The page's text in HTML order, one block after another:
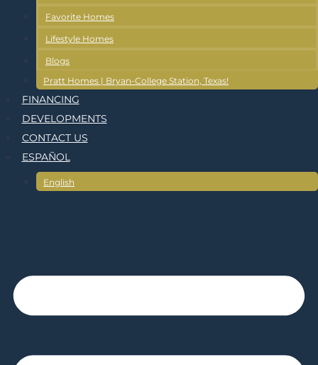
Favorite Homes
Lifestyle Homes
Blogs
Pratt Homes | Bryan-College Station, Texas!
FINANCING
DEVELOPMENTS
CONTACT US
ESPAÑOL
English